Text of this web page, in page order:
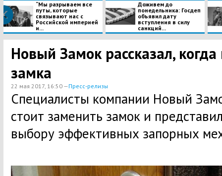
​“Мы разрываем все
путы, которые
связывают нас с
Российской империей
и...
Доживем до
понедельника: Госдеп
объявил дату
вступления в силу
санкций...
Новый Замок рассказал,
замка
22 мая 2017, 16:50 —Пресс-релизы
Специалисты компании Новый
стоит заменить замок и
выбору эффективных запорных